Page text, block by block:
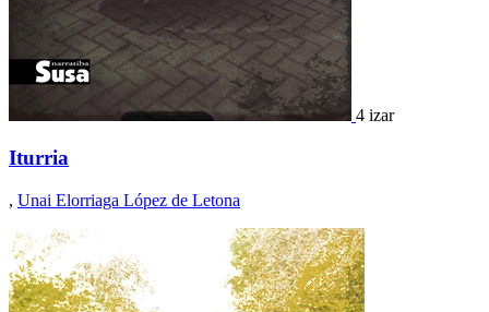
4 izar
Iturria
, Unai Elorriaga López de Letona